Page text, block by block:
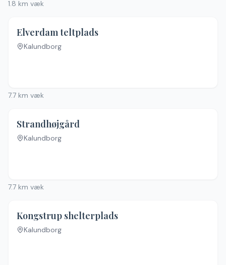
1.8 km væk
Elverdam teltplads
Kalundborg
7.7 km væk
Strandhøjgård
Kalundborg
7.7 km væk
Kongstrup shelterplads
Kalundborg